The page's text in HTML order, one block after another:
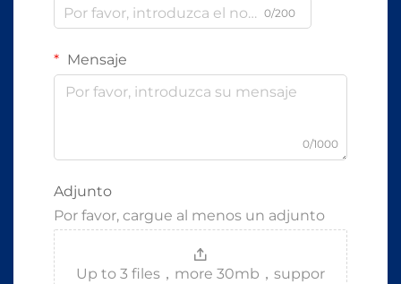
0/200
Mensaje
0/1000
Adjunto
Por favor, cargue al menos un adjunto
Up to 3 files，more 30mb，suppor